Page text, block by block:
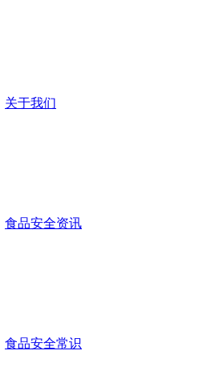
关于我们
食品安全资讯
食品安全常识